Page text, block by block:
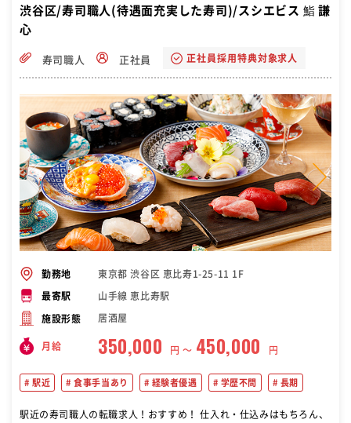
渋谷区/寿司職人(待遇面充実した寿司)/スシエビス 鮨 謙
心
寿司職人 正社員 正社員採用特典対象求人
勤務地 東京都 渋谷区 恵比寿1-25-11 1F
最寄駅 山手線 恵比寿駅
施設形態 居酒屋
月給 350,000 円 〜 450,000 円
駅近 食事手当あり 経験者優遇 学歴不問 長期
駅近の寿司職人の転職求人！おすすめ！ 仕入れ・仕込みはもちろん、